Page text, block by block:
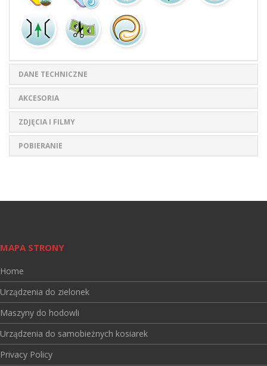
DANE TECHNICZNE
AKCESORIA
ZDJĘCIA I FILMY
POBIERANIE
MAPA STRONY
Home
Urządzenia do zielonek
Maszyny do hodowli
Urządzenia do samobieżnych kosiarek
Privacy Policy